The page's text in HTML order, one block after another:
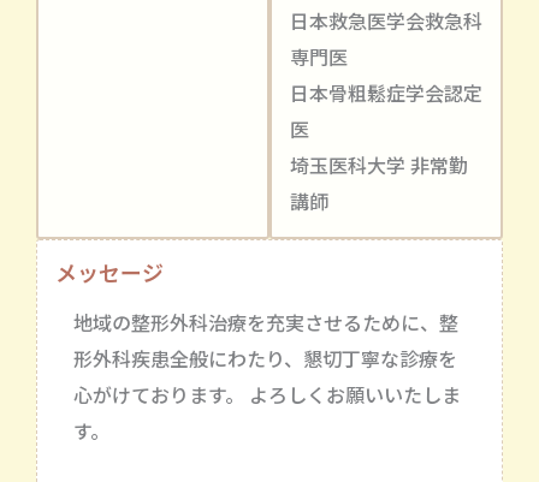
日本救急医学会救急科
専門医
日本骨粗鬆症学会認定
医
埼玉医科大学 非常勤
講師
メッセージ
地域の整形外科治療を充実させるために、整
形外科疾患全般にわたり、懇切丁寧な診療を
心がけております。 よろしくお願いいたしま
す。